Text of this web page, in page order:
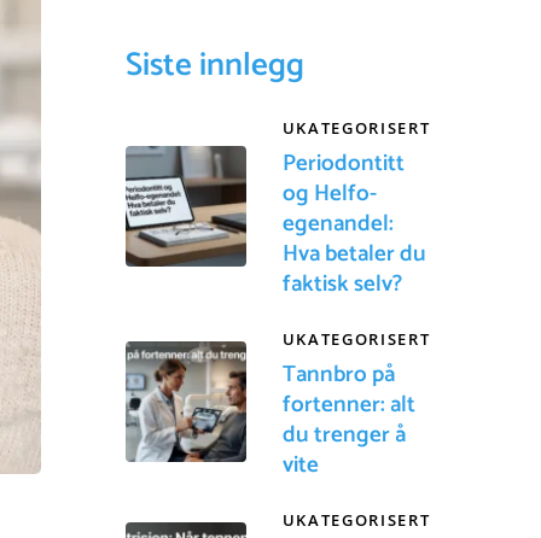
Siste innlegg
UKATEGORISERT
Periodontitt
og Helfo-
egenandel:
Hva betaler du
faktisk selv?
UKATEGORISERT
Tannbro på
fortenner: alt
du trenger å
vite
UKATEGORISERT